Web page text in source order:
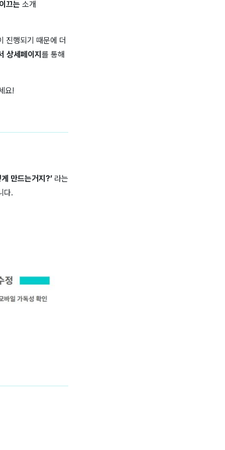
끄는 소개
진행되기 때문에 더
상세페이지 를 통해
요!
만드는거지?’ 라는
다.